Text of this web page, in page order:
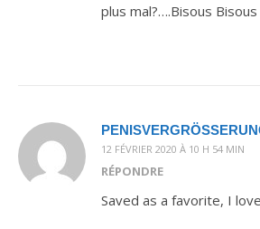
plus mal?….Bisous Bisous
12 FÉVRIER 2020 À 10 H 54 MIN
RÉPONDRE
Saved as a favorite, I